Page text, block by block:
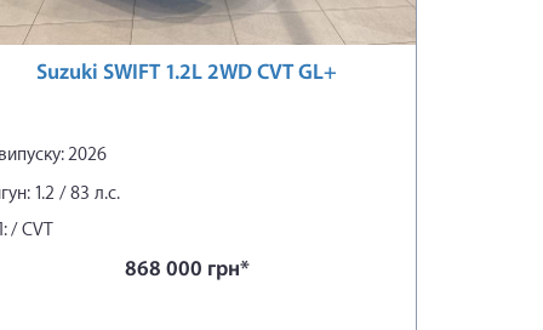
Suzuki SWIFT 1.2L 2WD CVT GL+
2026
1.2 / 83 л.с.
/ CVT
868 000 грн*